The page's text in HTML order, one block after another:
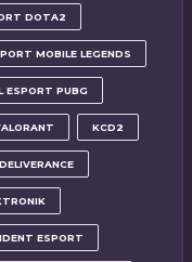
DOTA2
MOBILE LEGENDS
ESPORT PUBG
KCD2
ESPORT